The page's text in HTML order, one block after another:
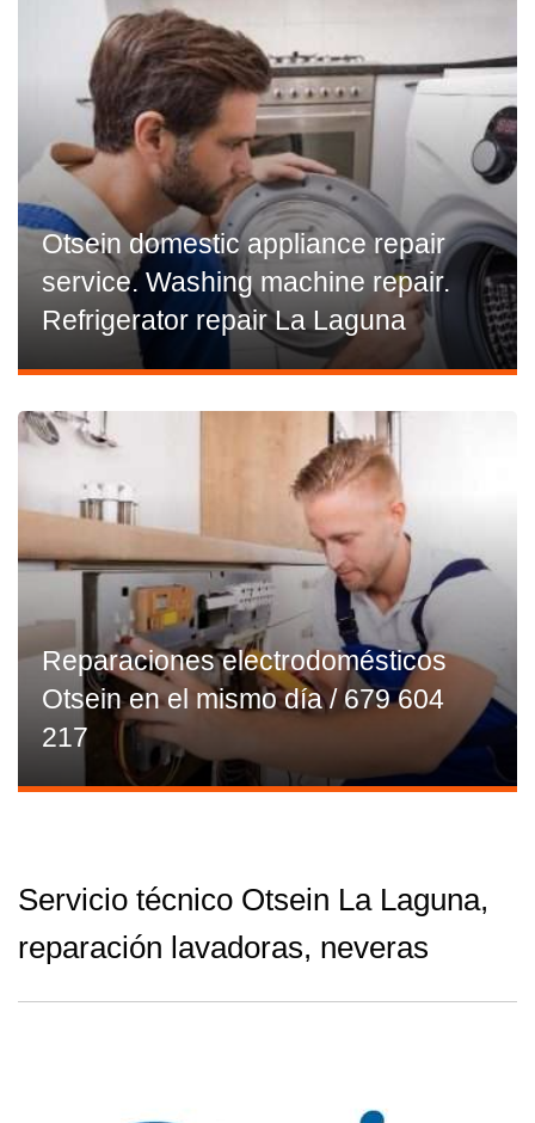
Otsein domestic appliance repair
service. Washing machine repair.
Refrigerator repair La Laguna
Reparaciones electrodomésticos
Otsein en el mismo día / 679 604
217
Servicio técnico Otsein La Laguna,
reparación lavadoras, neveras